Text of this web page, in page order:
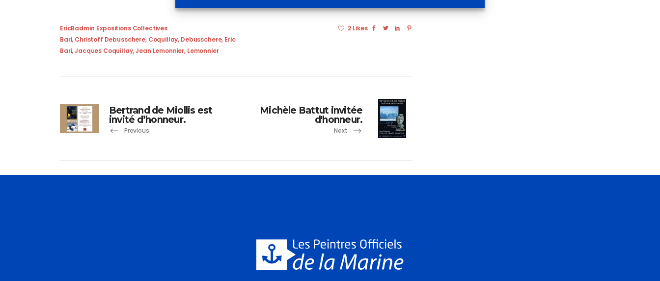
EricBadmin Expositions Collectives
Bari, Christoff Debusschere, Coquillay, Debusschere, Eric
Bari,Jacques Coquillay,Jean Lemonnier, Lemonnier
2 Likes
Bertrand de Miollis est
invité d’honneur.
Previous
Michèle Battut invitée
d'honneur.
Next